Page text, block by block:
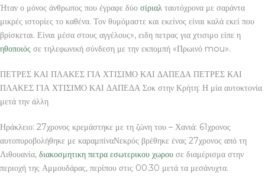
Ήταν ο μόνος άνθρωπος που έγραφε δύο σίριαλ ταυτόχρονα με σαράντα
μικρές ιστορίες το καθένα. Τον θυμόμαστε και εκείνος είναι καλά εκεί που
βρίσκεται. Είναι μέσα στους αγγέλους», ειδη πετρας για χτισιμο είπε η
ηθοποιός σε τηλεφωνική σύνδεση με την εκπομπή «Πρωινό mou».
ΠΕΤΡΕΣ ΚΑΙ ΠΛΑΚΕΣ ΓΙΑ ΧΤΙΣΙΜΟ ΚΑΙ ΔΑΠΕΔΑ ΠΕΤΡΕΣ ΚΑΙ
ΠΛΑΚΕΣ ΓΙΑ ΧΤΙΣΙΜΟ ΚΑΙ ΔΑΠΕΔΑ Σοκ στην Κρήτη: Η μία αυτοκτονία
μετά την άλλη
Ηράκλειο: 27χρονος κρεμάστηκε με τη ζώνη του – Χανιά: 61χρονος
αυτοπυροβολήθηκε με καραμπίναΝεκρός βρέθηκε ένας 27χρονος από τη
Λιθουανία, διακοσμητικη πετρα εσωτερικου χωρου σε διαμέρισμα στην
περιοχή της Αμμουδάρας, περίπου στις 00.30 μετά τα μεσάνυχτα.